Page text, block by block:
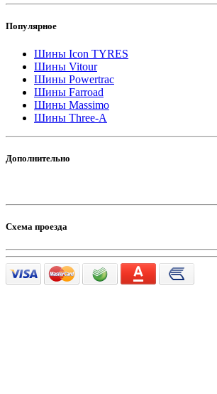
Популярное
Шины Icon TYRES
Шины Vitour
Шины Powertrac
Шины Farroad
Шины Massimo
Шины Three-A
Дополнительно
Схема проезда